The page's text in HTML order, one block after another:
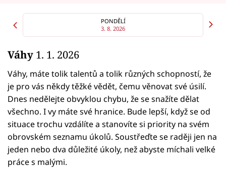
Seriály
Horoskopy
Sledujte prima+
Filmový festival Karlovy Vary
Pořady
Mámy sobě
PONDĚLÍ
3. 8. 2026
Váhy 1. 1. 2026
Váhy, máte tolik talentů a tolik různých schopností, že
je pro vás někdy těžké vědět, čemu věnovat své úsilí.
Dnes nedělejte obvyklou chybu, že se snažíte dělat
všechno. I vy máte své hranice. Bude lepší, když se od
situace trochu vzdálíte a stanovíte si priority na svém
obrovském seznamu úkolů. Soustřeďte se raději jen na
jeden nebo dva důležité úkoly, než abyste míchali velké
práce s malými.